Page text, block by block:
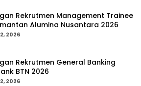
Rekrutmen Management Trainee
Alumina Nusantara 2026
2026
Rekrutmen General Banking
BTN 2026
2026